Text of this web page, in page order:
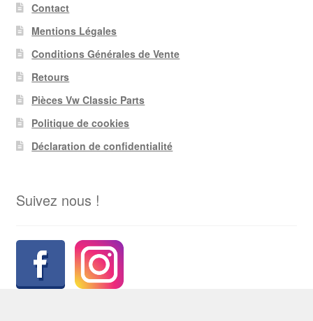
Contact
Mentions Légales
Conditions Générales de Vente
Retours
Pièces Vw Classic Parts
Politique de cookies
Déclaration de confidentialité
Suivez nous !